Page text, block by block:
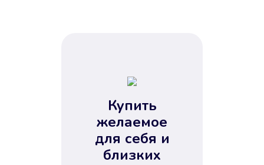
Купить
желаемое
для себя и
близких